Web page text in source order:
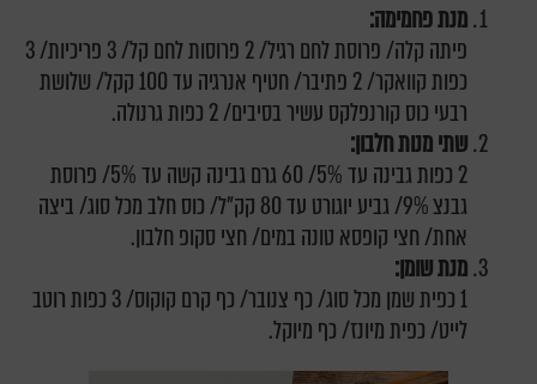
מנת פחמימה:
פיתה קלה/ פרוסת לחם רגיל/ 2 פרוסות לחם קל/ 3 פריכיות/ 3
כפות קוואקר/ 2 פתיבר/ חטיף אנרגיה עד 100 קקל/ שלושת
רבעי כוס קורנפלקס עשיר בסיבים/ 2 כפות גרנולה.
שתי מנות חלבון:
2 כפות גבינה עד 5%/ 60 גרם גבינה קשה עד 5%/ פרוסת
גבנצ 9%/ גביע יוגורט עד 80 קק"ל/ כוס חלב מכל סוג/ ביצה
אחת/ חצי קופסא טונה במים/ חצי סקופ חלבון.
מנת שומן:
1 כפית שמן מכל סוג/ כף צנובר/ כף קרם קוקוס/ 3 כפות רוטב
לייט/ כפית מיונז/ כף מיוקל.